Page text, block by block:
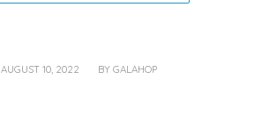
AUGUST 10, 2022
/ BYGALAHOP